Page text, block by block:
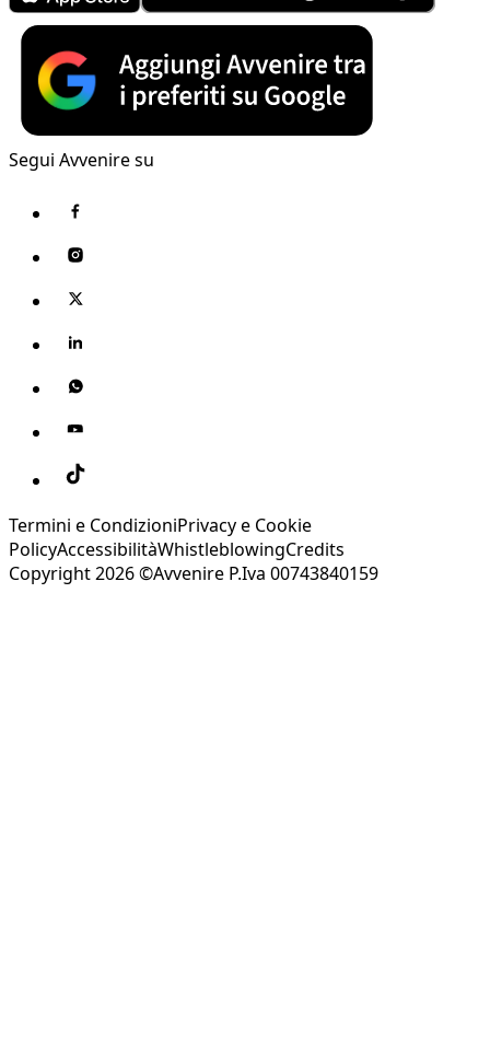
Segui Avvenire su
Termini e CondizioniPrivacy e Cookie
PolicyAccessibilitàWhistleblowingCredits
Copyright 2026 ©Avvenire P.Iva 00743840159